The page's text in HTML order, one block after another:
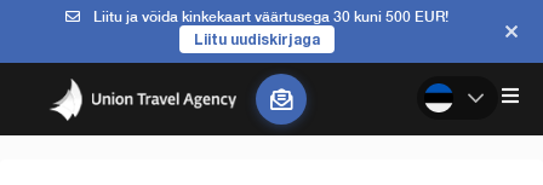
Liitu ja võida kinkekaart väärtusega 30 kuni 500 EUR!
Liitu uudiskirjaga